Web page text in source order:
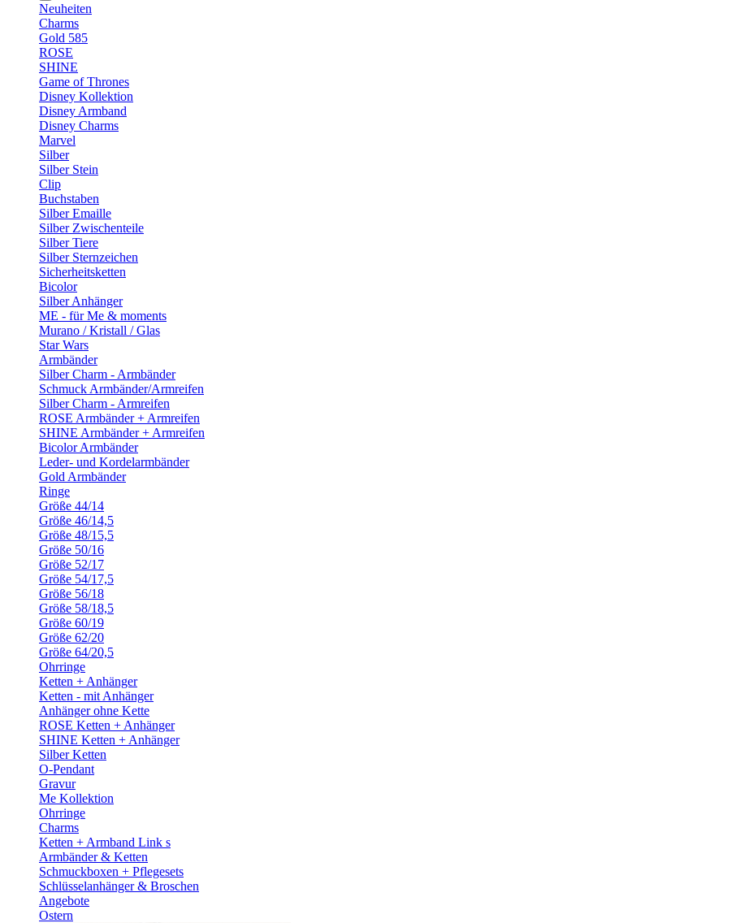
Neuheiten
Charms
Gold 585
ROSE
SHINE
Game of Thrones
Disney Kollektion
Disney Armband
Disney Charms
Marvel
Silber
Silber Stein
Clip
Buchstaben
Silber Emaille
Silber Zwischenteile
Silber Tiere
Silber Sternzeichen
Sicherheitsketten
Bicolor
Silber Anhänger
ME - für Me & moments
Murano / Kristall / Glas
Star Wars
Armbänder
Silber Charm - Armbänder
Schmuck Armbänder/Armreifen
Silber Charm - Armreifen
ROSE Armbänder + Armreifen
SHINE Armbänder + Armreifen
Bicolor Armbänder
Leder- und Kordelarmbänder
Gold Armbänder
Ringe
Größe 44/14
Größe 46/14,5
Größe 48/15,5
Größe 50/16
Größe 52/17
Größe 54/17,5
Größe 56/18
Größe 58/18,5
Größe 60/19
Größe 62/20
Größe 64/20,5
Ohrringe
Ketten + Anhänger
Ketten - mit Anhänger
Anhänger ohne Kette
ROSE Ketten + Anhänger
SHINE Ketten + Anhänger
Silber Ketten
O-Pendant
Gravur
Me Kollektion
Ohrringe
Charms
Ketten + Armband Link s
Armbänder & Ketten
Schmuckboxen + Pflegesets
Schlüsselanhänger & Broschen
Angebote
Ostern